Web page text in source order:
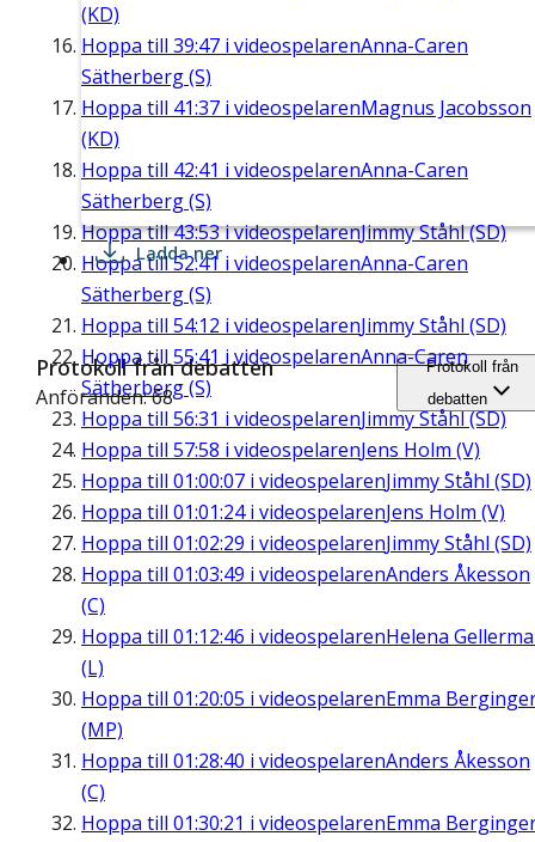
(KD)
Hoppa till 39:47 i videospelarenAnna-Caren
Sätherberg (S)
Hoppa till 41:37 i videospelarenMagnus Jacobsson
(KD)
Hoppa till 42:41 i videospelarenAnna-Caren
Sätherberg (S)
Hoppa till43:53i videospelarenJimmy Ståhl (SD)
Hoppa till52:41 i videospelarenAnna-Caren
Sätherberg (S)
Hoppa till 54:12 i videospelarenJimmy Ståhl (SD)
Hoppa till 55:41 i videospelarenAnna-Caren
Sätherberg (S)
Hoppa till 56:31 i videospelarenJimmy Ståhl (SD)
Hoppa till 57:58 i videospelarenJens Holm (V)
Hoppa till 01:00:07 i videospelarenJimmy Ståhl (SD)
Hoppa till 01:01:24i videospelarenJens Holm (V)
Hoppa till 01:02:29 i videospelarenJimmy Ståhl (SD)
Hoppa till 01:03:49 i videospelarenAnders Åkesson
(C)
Hoppa till 01:12:46 i videospelarenHelena
(L)
Hoppa till 01:20:05 i videospelarenEmma
(MP)
Hoppa till 01:28:40 i videospelarenAnders Åkesson
(C)
Hoppa till 01:30:21 i videospelarenEmma
Ladda ner
Protokoll från debatten
Anföranden: 68
Protokoll från
debatten